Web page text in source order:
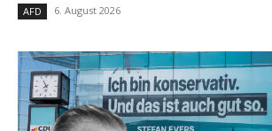
AFD 6. August 2026